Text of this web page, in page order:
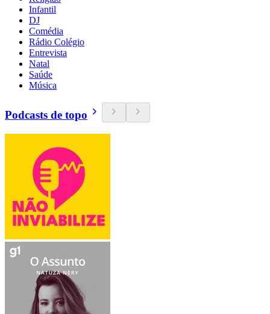
Infantil
DJ
Comédia
Rádio Colégio
Entrevista
Natal
Saúde
Música
Podcasts de topo